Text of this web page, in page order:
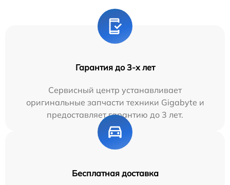
Гарантия до 3-х лет
Сервисный центр устанавливает
оригинальные запчасти техники Gigabyte и
предоставляет гарантию до 3 лет.
Бесплатная доставка